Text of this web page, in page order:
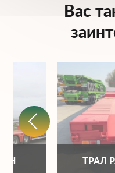
Вас
ТРАЛ